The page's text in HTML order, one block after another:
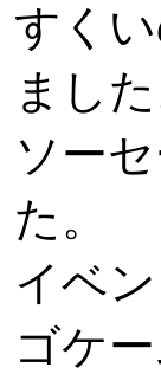
すく
まし
ソー
た。
イベ
ゴケ